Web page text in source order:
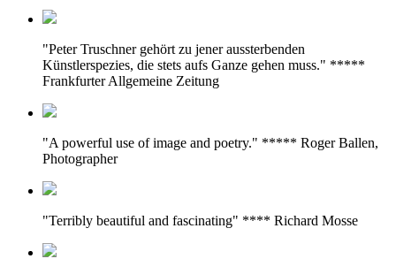
"Peter Truschner gehört zu jener aussterbenden
Künstlerspezies, die stets aufs Ganze gehen muss." *****
Frankfurter Allgemeine Zeitung
"A powerful use of image and poetry." ***** Roger Ballen,
Photographer
"Terribly beautiful and fascinating" **** Richard Mosse